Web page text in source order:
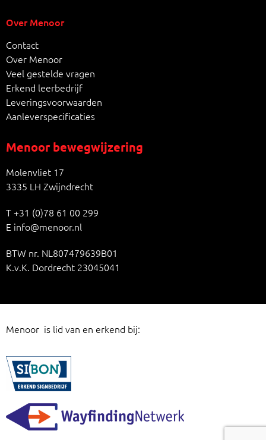
Over Menoor
Contact
Over Menoor
Veel gestelde vragen
Erkend leerbedrijf
Leveringsvoorwaarden
Aanleverspecificaties
Menoor bewegwijzering
Molenvliet 17
3335 LH Zwijndrecht
T+31 (0)78 61 00 299
E info@menoor.nl
BTW nr. NL807479639B01
K.v.K. Dordrecht 23045041
Menoor is lid van en erkend bij: